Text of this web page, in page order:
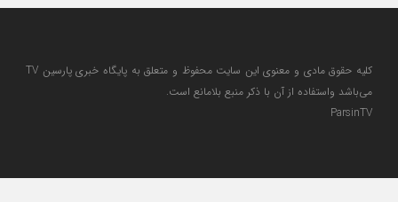
کلیه حقوق مادی و معنوی این سایت محفوظ و متعلق به پایگاه خبری پارسین TV
می‌باشد واستفاده از آن با ذکر منبع بلامانع است.
ParsinTV